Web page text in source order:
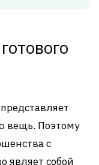
вещь. Поэтому
с
являет собой